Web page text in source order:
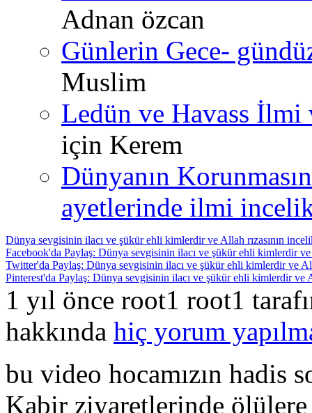
Adnan özcan
Günlerin Gece-
Muslim
Ledün ve Havass İlmi
için Kerem
Dünyanın
ayetlerinde ilmi
Dünya sevgisinin ilacı ve şükür ehli kimlerdir ve Allah rızasının
Facebook'da Paylaş: Dünya sevgisinin ilacı ve şükür ehli kimlerdir ve
Twitter'da Paylaş: Dünya sevgisinin ilacı ve şükür ehli kimlerdir ve
Pinterest'da Paylaş: Dünya sevgisinin ilacı ve şükür ehli kimlerdir ve
1 yıl önce root1 root1
hakkında hiç yorum
bu video hocamızın hadis
Kabir ziyaretlerinde